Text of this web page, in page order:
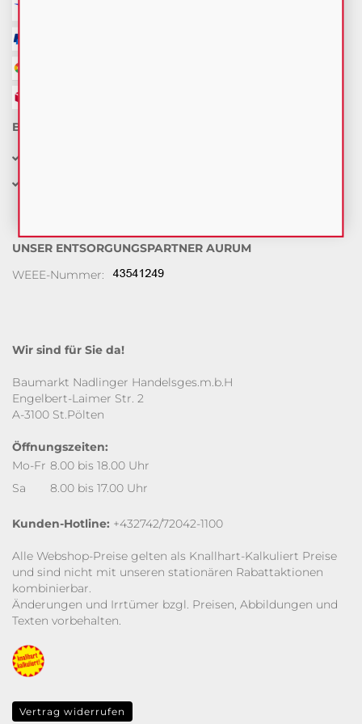
BESTELL-INFORMATION
UNSER ENTSORGUNGSPARTNER AURUM
WEEE-Nummer:
Wir sind für Sie da!
Baumarkt Nadlinger Handelsges.m.b.H
Engelbert-Laimer Str. 2
A-3100 St.Pölten
Öffnungszeiten:
Mo-Fr 8.00 bis 18.00 Uhr
Sa
8.00 bis 17.00 Uhr
Kunden-Hotline: +432742/72042-1100
Alle Webshop-Preise gelten als Knallhart-Kalkuliert Preise
und sind nicht mit unseren stationären Rabattaktionen
kombinierbar.
Änderungen und Irrtümer bzgl. Preisen, Abbildungen und
Texten vorbehalten.
Vertrag widerrufen